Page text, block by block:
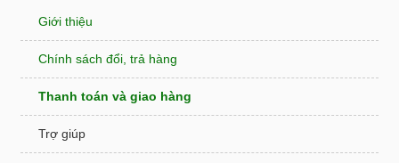
Giới thiệu
Chính sách đổi, trả hàng
Thanh toán và giao hàng
Trợ giúp